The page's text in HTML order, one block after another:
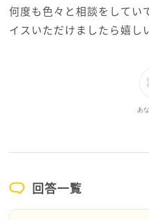
何度も色々と相談をしてい
イスいただけましたら嬉し
あ
回答一覧